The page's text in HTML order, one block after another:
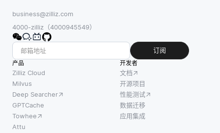
限制是对
物理硬件
和现场基
础设施的
依赖。许
多传统的
DR 解决
方案涉及
设置地理
位置远离
算机视
觉，语
别，手
势识别
和自然
些模型
将诸如
business@zilliz.com
4000-zilliz（4000945549）
订阅
产品
Zilliz Cloud
Milvus
Deep Searcher
GPTCache
Towhee
Attu
开发者
文档
开源项目
性能测试
数据迁移
应用集成